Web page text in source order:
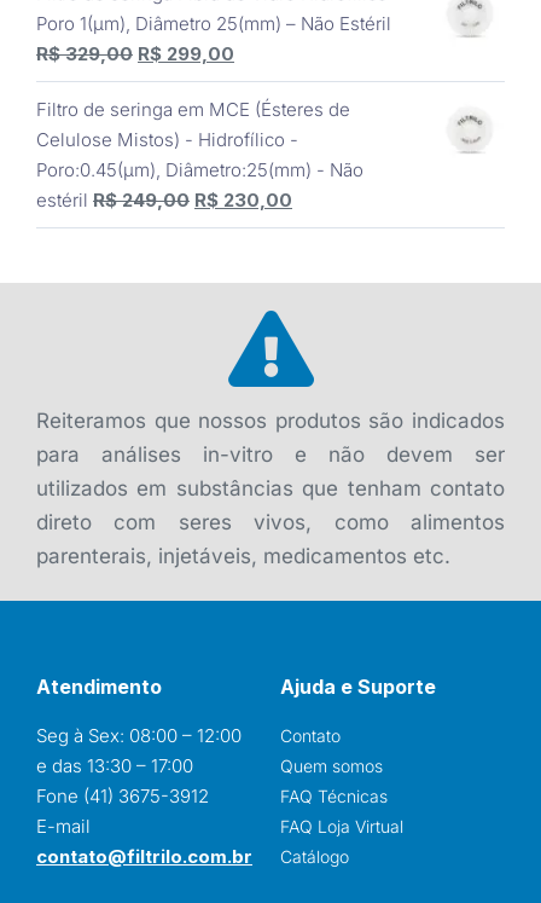
era:
R$ 1.900,00.
é:
Poro 1(μm), Diâmetro 25(mm) – Não Estéril
R$329,00 O
preço
original
era:
R$ 329,00.
R$ 299,00
preço
atual
é:
R$ 299,00.
Filtro de seringa em MCE (Ésteres de
Celulose Mistos) - Hidrofílico -
Poro:0.45(μm), Diâmetro:25(mm) - Não
estéril R$249,00 O
preço
era:
R$ 249,00.
R$ 230,00
preço
é:
Reiteramos que nossos produtos são indicados
para análises in-vitro e não devem ser
utilizados em substâncias que tenham contato
direto com seres vivos, como alimentos
parenterais, injetáveis, medicamentos etc.
Atendimento
Seg à Sex: 08:00 – 12:00
e das 13:30 – 17:00
Fone (41) 3675-3912
E-mail
contato@filtrilo.com.br
Ajuda e Suporte
Contato
Quem somos
FAQ Técnicas
FAQ Loja Virtual
Catálogo